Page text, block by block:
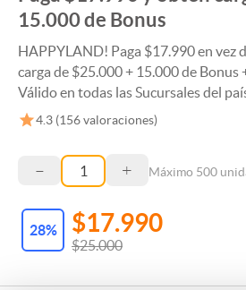
15.000 de Bonus
HAPPYLAND! Paga $17.990 en vez
carga de $25.000 + 15.000 de Bonus
Válido en todas las Sucursales del
4.3 (156 valoraciones)
– + Máximo 500
28% $17.990
$25.000